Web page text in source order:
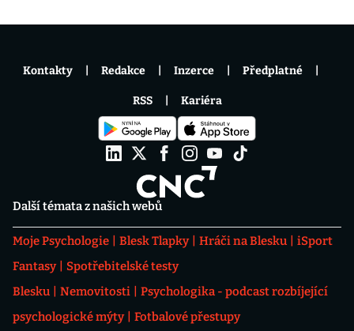
Další témata z našich webů
Moje Psychologie Blesk Tlapky Hráči na Blesku
iSport
Fantasy
Spotřebitelské testy
Blesku
Nemovitosti
Psychologika - podcast rozbíjející
psychologické mýty
Fotbalové přestupy
Kontakty Redakce Inzerce Předplatné
RSS Kariéra